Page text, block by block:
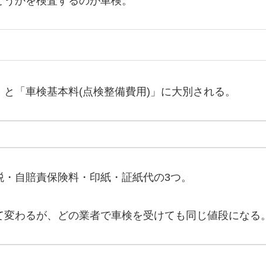
「車検基本料(点検整備費用)」に大別される。
自賠責保険料・印紙・証紙代の3つ。
わるが、どの業者で車検を受けても同じ値段になる。